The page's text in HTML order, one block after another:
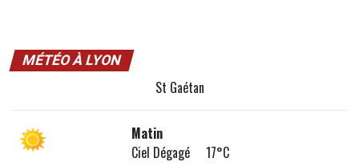
MÉTÉO À LYON
St Gaétan
Matin
Ciel Dégagé 17°C